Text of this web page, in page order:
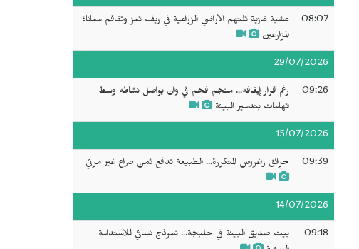
08:07
عشبة غازية تلتهم الأراضي الزراعية في ريف تعز وتفاقم معاناة
المزارعين
29/07/2026
09:26
رغم قرار إيقافه... منجم فحم في وان يواصل نشاطه وسط
اتهامات بتدمير البيئة
15/07/2026
09:39 حرائق زاغروس المتكررة... الطبيعة تدفع ثمن صراع غير مرئي
14/07/2026
09:18
بيت صديق البيئة في حلبجة... نموذج نسائي للاستدامة